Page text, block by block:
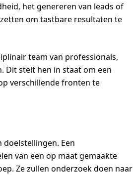
het genereren van leads of
om tastbare resultaten te
team van professionals,
Dit stelt hen in staat om een
verschillende fronten te
Een
van een op maat gemaakte
Ze zullen onderzoek doen naar